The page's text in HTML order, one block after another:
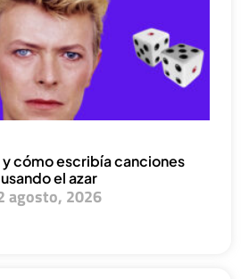
cómo escribía canciones
usando el azar
agosto, 2026